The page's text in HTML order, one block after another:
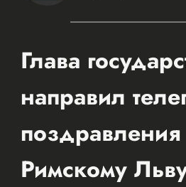
Глава
направил
Римскому